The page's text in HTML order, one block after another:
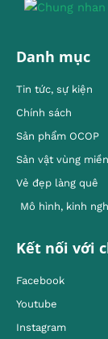
Danh mục
Tin tức, sự kiện
Chính sách
Sản phẩm OCOP
Sản vật vùng miền
Vẻ đẹp làng quê
Mô hình, kinh
Kết nối với
Facebook
Youtube
Instagram